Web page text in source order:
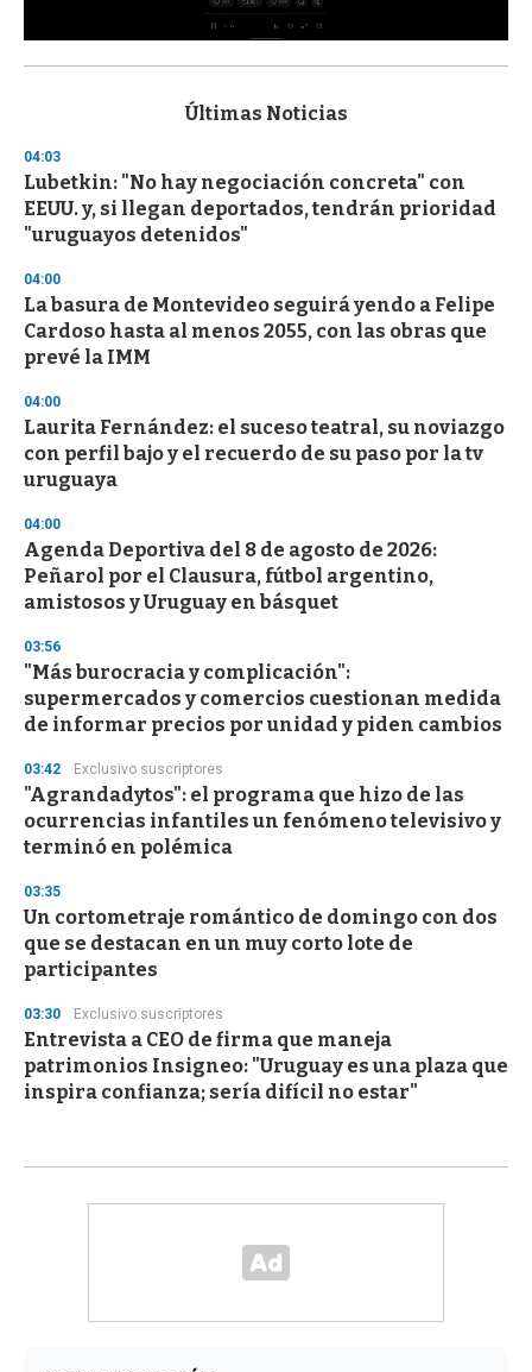
s
d
s
o
f
3
s
e
c
o
n
d
s
Últimas Noticias
04:03
Lubetkin: "No hay negociación concreta" con
EEUU. y, si llegan deportados, tendrán prioridad
"uruguayos detenidos"
04:00
La basura de Montevideo seguirá yendo a Felipe
Cardoso hasta al menos 2055, con las obras que
prevé la IMM
04:00
Laurita Fernández: el suceso teatral, su noviazgo
con perfil bajo y el recuerdo de su paso por la tv
uruguaya
04:00
Agenda Deportiva del 8 de agosto de 2026:
Peñarol por el Clausura, fútbol argentino,
amistosos y Uruguay en básquet
03:56
"Más burocracia y complicación":
supermercados y comercios cuestionan medida
de informar precios por unidad y piden cambios
03:42 Exclusivo suscriptores
"Agrandadytos": el programa que hizo de las
ocurrencias infantiles un fenómeno televisivo y
terminó en polémica
03:35
Un cortometraje romántico de domingo con dos
que se destacan en un muy corto lote de
participantes
03:30 Exclusivo suscriptores
Entrevista a CEO de firma que maneja
patrimonios Insigneo: "Uruguay es una plaza que
inspira confianza; sería difícil no estar"